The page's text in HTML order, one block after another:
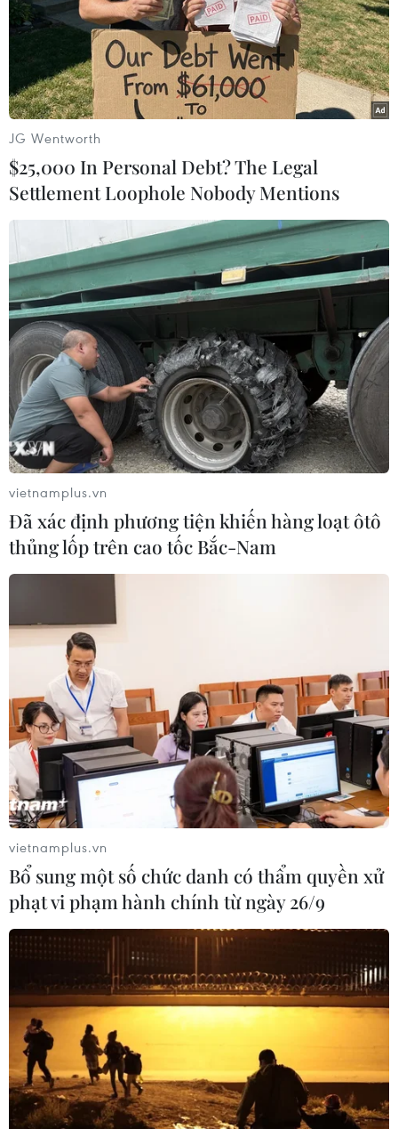
Nghệ An tăng cường kết nối, thúc đẩy đầu
tư với doanh nghiệp Hoa Kỳ
11/11/2023 03:27
Tại Diễn đàn "Kết nối đầu tư Nghệ An-Hoa Kỳ," lãnh
đạo tỉnh Nghệ An mong muốn quảng bá giới thiệu để
có cơ sở kết nối với các đối tác Hoa Kỳ trên các lĩnh vực
công nghệ cao.
JG Wentworth
$25,000 In Personal Debt? The Legal
Settlement Loophole Nobody Mentions
vietnamplus.vn
Đã xác định phương tiện khiến hàng loạt ôtô
thủng lốp trên cao tốc Bắc-Nam
vietnamplus.vn
Bổ sung một số chức danh có thẩm quyền xử
phạt vi phạm hành chính từ ngày 26/9